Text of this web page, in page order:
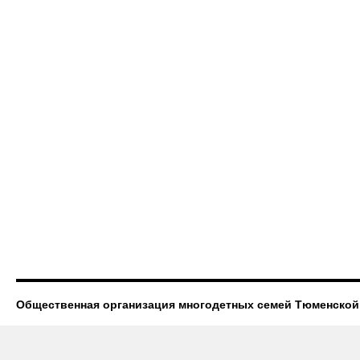
Общественная организация многодетных семей